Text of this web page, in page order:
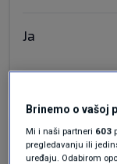
Ja
$€£
Brinemo o vašoj
Mi i naši partneri 603
pregledavanju ili
uređaju. Odabirom